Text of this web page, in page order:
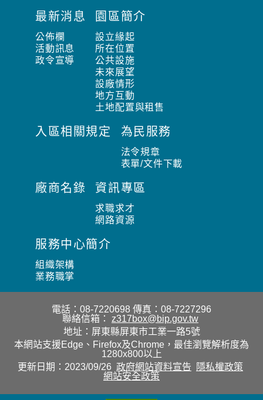
:
最新消息
公佈欄
活動訊息
政令宣導
園區簡介
設立緣起
所在位置
公共設施
未來展望
設廠情形
地方互動
土地配置與租售
入區相關規定 為民服務
法令規章
表單/文件下載
廠商名錄 資訊專區
求職求才
網路資源
服務中心簡介
組織架構
業務職掌
電話：08-7220698 傳真：08-7227296
聯絡信箱：
z317box@bip.gov.tw
地址：屏東縣屏東市工業一路5號
本網站支援Edge、Firefox及Chrome，最佳瀏覽解析度為
1280x800以上
更新日期：2023/09/26 政府網站資料宣告
隱私權政策
網站安全政策